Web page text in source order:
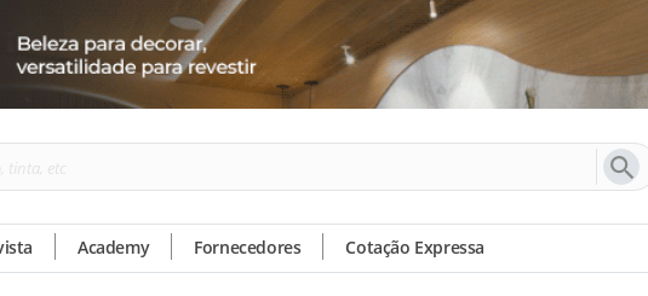
Academy Fornecedores Cotação Expressa